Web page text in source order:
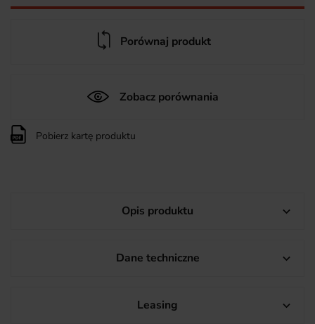
Porównaj produkt
Zobacz porównania
Pobierz kartę produktu
Opis produktu 
Dane techniczne 
Leasing 